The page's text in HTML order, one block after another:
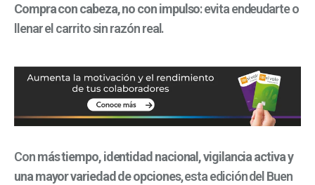
Compra con cabeza, no con impulso: evita endeudarte o
llenar el carrito sin razón real.
Conmás tiempo, identidad nacional, vigilancia activa y
una mayor variedad de opciones, esta edición del Buen